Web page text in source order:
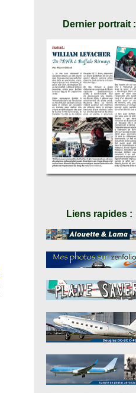
Dernier portrait :
Liens rapides :